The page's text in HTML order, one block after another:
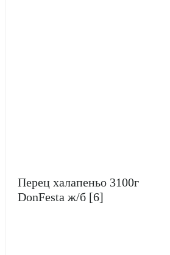
Перец халапеньо 3100г
DonFesta ж/б [6]